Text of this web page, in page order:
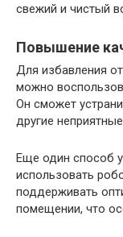
свежий и чистый
Повышение
Для избавления
можно
Он сможет
другие
Еще один способ
использовать
поддерживать
помещении, что